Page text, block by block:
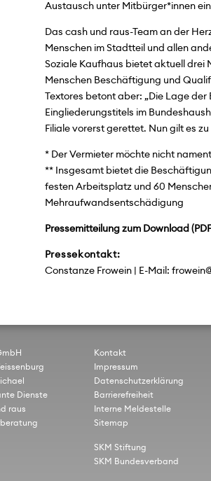
Austausch unter Mitbürger*innen
Das cash und raus-Team an der
Menschen im Stadtteil und allen
Soziale Kaufhaus bietet aktuell drei
Menschen Beschäftigung und
Textores betont aber: „Die Lage
Eingliederungstitels im
Filiale vorerst gerettet. Nun gilt es
* Der Vermieter möchte nicht
** Insgesamt bietet die
festen Arbeitsplatz und 60
Mehraufwandsentschädigung
Pressemitteilung zum Download
Pressekontakt:
Constanze Frowein | E-Mail:
Dienste
raus
Kontakt
Impressum
Datenschutzerklärung
Barrierefreiheit
Interne Meldestelle
Sitemap
SKM Stiftung
SKM Bundesverband